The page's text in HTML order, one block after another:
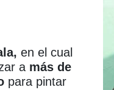
en el cual
a más de
para pintar